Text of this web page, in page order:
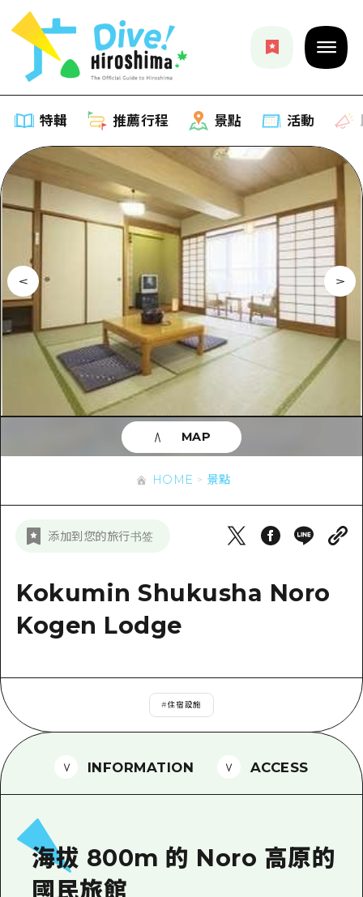
特輯 推薦行程 景點 活動
特輯
列表
藝術
活動·廟會
美食·酒水
騎自行車
購物
運動
夜晚生活
標準
歷史·文化
自然
推薦行程
列表
Dive! Hiroshima 官方向導
廣島隨意旅行
廣島市內
安芸
答對了
宮島周邊
短途旅行
半天
1晚2天
2晚3天
景點
列表
廣島市內
安芸
答對了
美北
東山口
活動
即時訊息
有用的信息
列表
超值遊覽門票
行李寄存及運送服務
面向外國遊客的街角旅遊信息中心
照片下載
災難發生期間的交通資訊
新聞
HOME 景點
添加到您的旅行书签
Kokumin Shukusha Noro
Kogen Lodge
#住宿設施
MAP
INFORMATION ACCESS
海拔 800m 的 Noro 高原的
國民旅館